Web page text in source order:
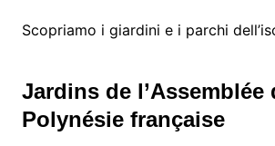
Scopriamo i giardini e i parchi
Jardins de l’Assemblée
Polynésie française